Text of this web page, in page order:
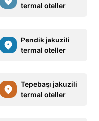
termal oteller
Pendik jakuzili
termal oteller
Tepebaşı jakuzili
termal oteller